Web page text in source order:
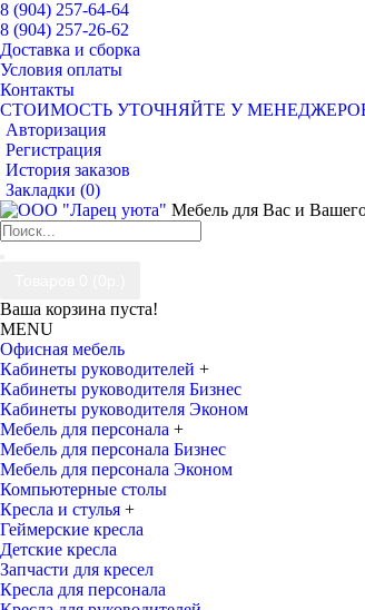
8 (904) 257-64-64
8 (904) 257-26-62
Доставка и сборка
Условия оплаты
Контакты
СТОИМОСТЬ УТОЧНЯЙТЕ У
Авторизация
Регистрация
История заказов
Закладки (0)
Мебель для Вас и
Ваша корзина пуста!
MENU
Офисная мебель
Кабинеты руководителей +
Кабинеты руководителя Бизнес
Кабинеты руководителя Эконом
Мебель для персонала +
Мебель для персонала Бизнес
Мебель для персонала Эконом
Компьютерные столы
Кресла и стулья +
Геймерские кресла
Детские кресла
Запчасти для кресел
Кресла для персонала